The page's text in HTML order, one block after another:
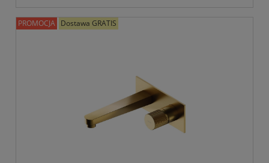
PROMOCJA Dostawa GRATIS